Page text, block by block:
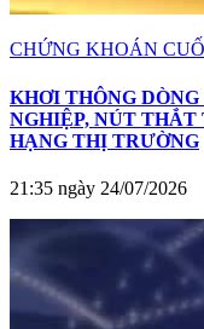
CHỨNG KHOÁN
KHƠI THÔNG
NGHIỆP, NÚT
HẠNG THỊ TRƯỜNG
21:35 ngày 24/07/2026